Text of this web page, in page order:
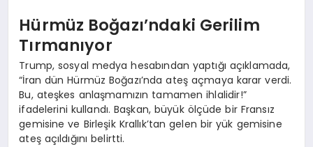
Hürmüz Boğazı’ndaki Gerilim
Tırmanıyor
Trump, sosyal medya hesabından yaptığı açıklamada,
“İran dün Hürmüz Boğazı’nda ateş açmaya karar verdi.
Bu, ateşkes anlaşmamızın tamamen ihlalidir!”
ifadelerini kullandı. Başkan, büyük ölçüde bir Fransız
gemisine ve Birleşik Krallık’tan gelen bir yük gemisine
ateş açıldığını belirtti.